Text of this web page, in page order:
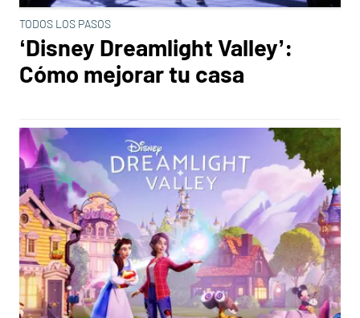
TODOS LOS PASOS
‘Disney Dreamlight Valley’:
Cómo mejorar tu casa